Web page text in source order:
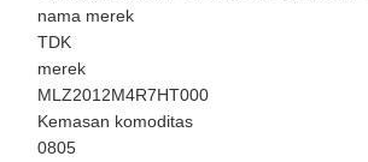
nama merek
TDK
merek
MLZ2012M4R7HT000
Kemasan komoditas
0805​